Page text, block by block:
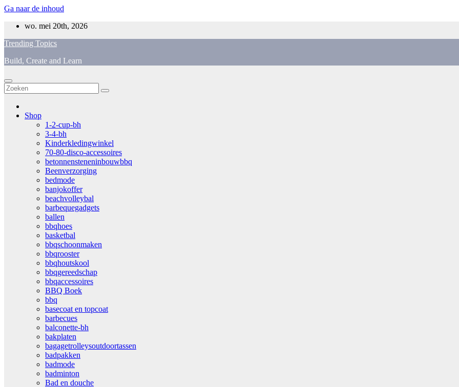
Ga naar de inhoud
wo. mei 20th, 2026
Trending Topics
Build, Create and Learn
Shop
1-2-cup-bh
3-4-bh
Kinderkledingwinkel
70-80-disco-accessoires
betonnensteneninbouwbbq
Beenverzorging
bedmode
banjokoffer
beachvolleybal
barbequegadgets
ballen
bbqhoes
basketbal
bbqschoonmaken
bbqrooster
bbqhoutskool
bbqgereedschap
bbqaccessoires
BBQ Boek
bbq
basecoat en topcoat
barbecues
balconette-bh
bakplaten
bagagetrolleysoutdoortassen
badpakken
badmode
badminton
Bad en douche